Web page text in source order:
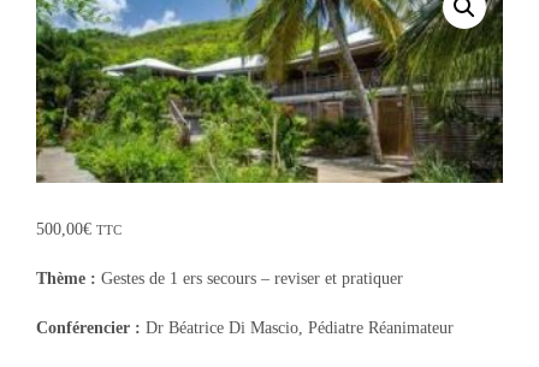
500,00€ TTC
Thème : Gestes de 1 ers secours – reviser et pratiquer
Conférencier : Dr Béatrice Di Mascio, Pédiatre Réanimateur